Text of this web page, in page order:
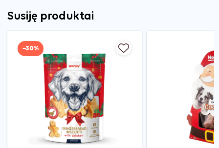
Susiję produktai
−30%